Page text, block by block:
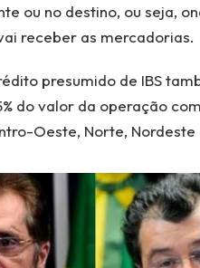
ou no destino, ou seja,
receber as mercadorias.
presumido de IBS
do valor da operação
Oeste, Norte, Nordeste